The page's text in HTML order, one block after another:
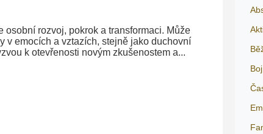
osobní rozvoj, pokrok a transformaci. Může
v emocích a vztazích, stejně jako duchovní
k otevřenosti novým zkušenostem a...